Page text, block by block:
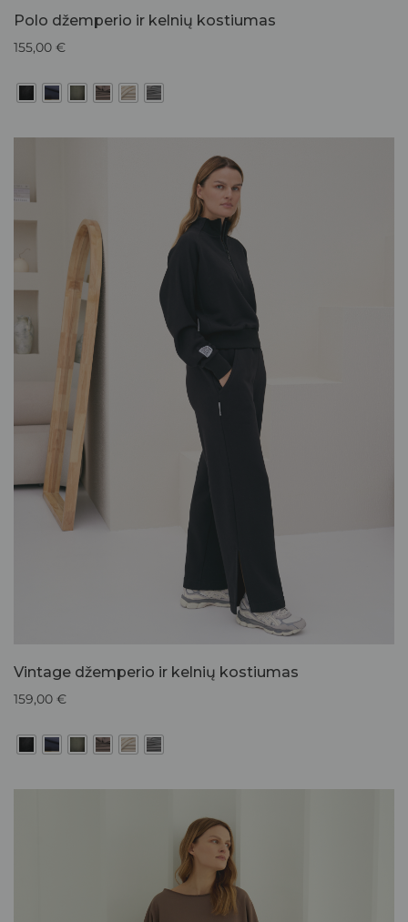
Polo džemperio ir kelnių kostiumas
155,00 €
Vintage džemperio ir kelnių kostiumas
159,00 €